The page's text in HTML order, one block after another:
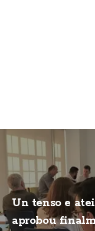
Un tenso e
aprobou